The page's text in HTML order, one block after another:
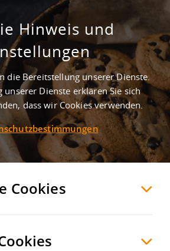
in Haselünne
Haselünne
Sie diese Suche als Suchauftrag
informiert werden?
Hinweis und
die Bereitstellung unserer Dienste.
unserer Dienste erklären Sie sich
dass wir Cookies verwenden.
Cookies